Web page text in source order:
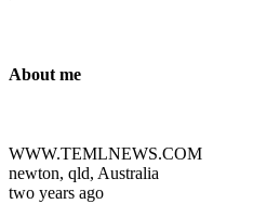
About me
WWW.TEMLNEWS.COM
newton, qld, Australia
two years ago